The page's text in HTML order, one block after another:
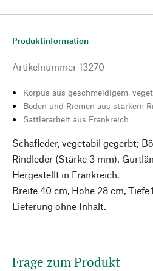
Produktinformation
Artikelnummer 13270
Korpus aus geschmeidigem,
Böden und Riemen aus starkem
Sattlerarbeit aus Frankreich
Schafleder, vegetabil gegerbt;
Rindleder (Stärke 3 mm).
Hergestellt in Frankreich.
Breite 40 cm, Höhe 28 cm, Tiefe
Lieferung ohne Inhalt.
Frage zum Produkt